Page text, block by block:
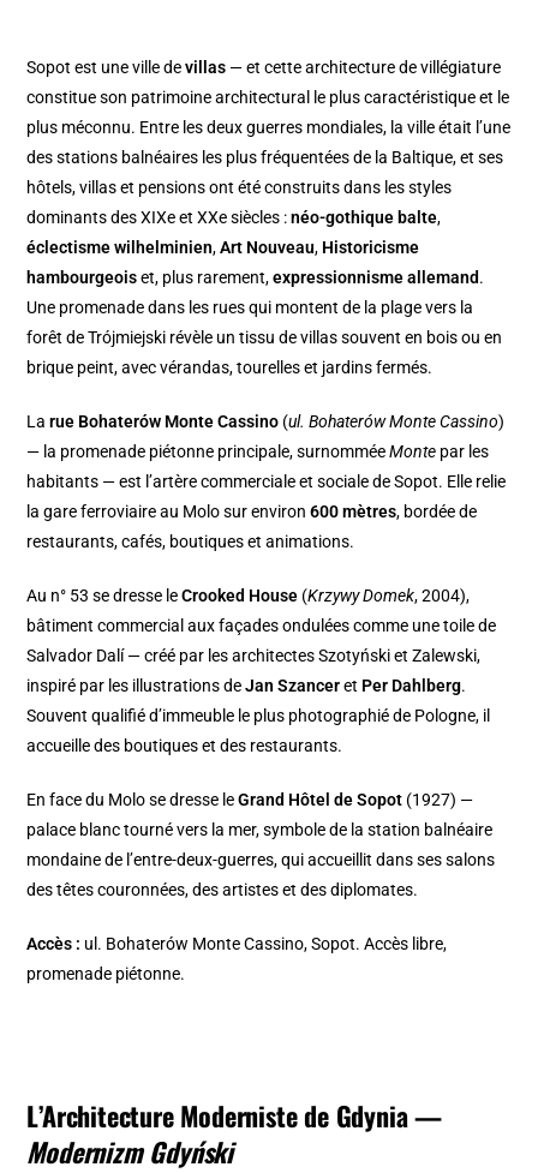
Sopot est une ville devillas — et cette architecture de villégiature
constitue son patrimoine architectural le plus caractéristique et le
plus méconnu. Entre les deux guerres mondiales, la ville était l’une
des stations balnéaires les plus fréquentées de la Baltique, et ses
hôtels, villas et pensions ont été construits dans les styles
dominants des XIXe et XXe siècles :néo-gothique balte,
éclectisme wilhelminien,Art Nouveau, Historicisme
hambourgeoiset, plus rarement,expressionnisme allemand.
Une promenade dans les rues qui montent de la plage vers la
forêt de Trójmiejski révèle un tissu de villas souvent en bois ou en
brique peint, avec vérandas, tourelles et jardins fermés.
Larue Bohaterów Monte Cassino (ul. Bohaterów Monte Cassino)
— la promenade piétonne principale, surnomméeMonte par les
habitants — est l’artère commerciale et sociale de Sopot. Elle relie
la gare ferroviaire au Molo sur environ600 mètres, bordée de
restaurants, cafés, boutiques et animations.
Au n° 53 se dresse leCrooked House (Krzywy Domek, 2004),
bâtiment commercial aux façades ondulées comme une toile de
Salvador Dalí — créé par les architectes Szotyński et Zalewski,
inspiré par les illustrations deJan Szanceret Per Dahlberg.
Souvent qualifié d’immeuble le plus photographié de Pologne, il
accueille des boutiques et des restaurants.
En face du Molo se dresse leGrand Hôtel de Sopot (1927) —
palace blanc tourné vers la mer, symbole de la station balnéaire
mondaine de l’entre-deux-guerres, qui accueillit dans ses salons
des têtes couronnées, des artistes et des diplomates.
Accès : ul. Bohaterów Monte Cassino, Sopot. Accès libre,
promenade piétonne.
L’Architecture Moderniste de Gdynia —
Modernizm Gdyński